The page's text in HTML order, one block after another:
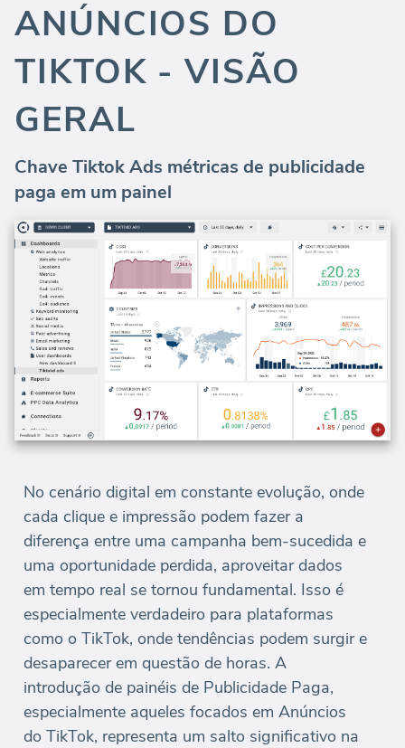
ANÚNCIOS DO
TIKTOK - VISÃO
GERAL
Chave Tiktok Ads métricas de publicidade
paga em um painel
No cenário digital em constante evolução, onde
cada clique e impressão podem fazer a
diferença entre uma campanha bem-sucedida e
uma oportunidade perdida, aproveitar dados
em tempo real se tornou fundamental. Isso é
especialmente verdadeiro para plataformas
como o TikTok, onde tendências podem surgir e
desaparecer em questão de horas. A
introdução de painéis de Publicidade Paga,
especialmente aqueles focados em Anúncios
do TikTok, representa um salto significativo na